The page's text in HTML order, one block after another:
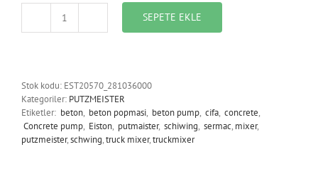
EST20570_281036000_COLLAR
DISC
SEPETE EKLE
Stok kodu: EST20570_281036000
Kategoriler: PUTZMEISTER
Etiketler: beton, beton popmasi, beton pump, cifa, concrete,
Concrete pump, Eiston, putmaister, schiwing, sermac, mixer,
putzmeister,schwing,truck mixer,truckmixer